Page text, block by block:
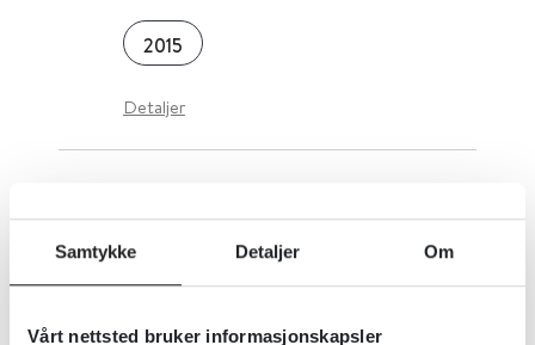
Samtykke Detaljer Om
Vårt nettsted bruker informasjonskapsler
2015
Detaljer
2025